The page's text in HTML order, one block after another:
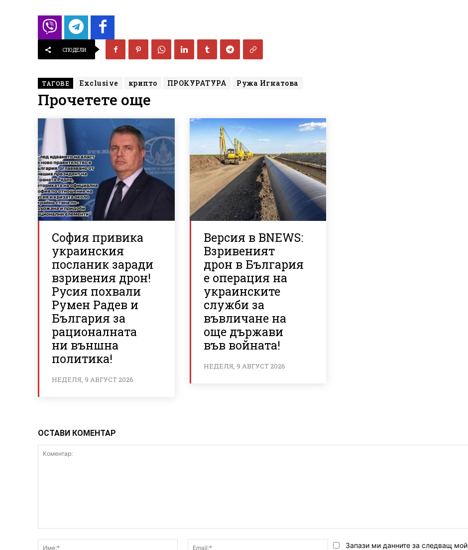
СПОДЕЛИ
ТАГОВЕ Exclusive крипто ПРОКУРАТУРА Ружа Игнатова
Прочетете още
София привика
украинския
посланик заради
взривения дрон!
Русия похвали
Румен Радев и
България за
рационалната
ни външна
политика!
НЕДЕЛЯ, 9 АВГУСТ 2026
Версия в BNEWS:
Взривеният
дрон в България
е операция на
украинските
служби за
въвличане на
още държави
във войната!
НЕДЕЛЯ, 9 АВГУСТ 2026
ОСТАВИ КОМЕНТАР
Име:*
Email:*Запази ми данните за следващ мой